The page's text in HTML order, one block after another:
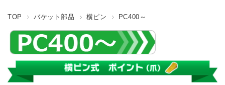
TOP バケット部品 横ピン PC400～